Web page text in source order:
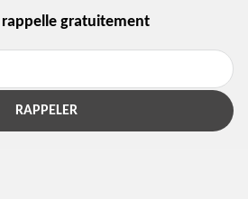
rappelle gratuitement